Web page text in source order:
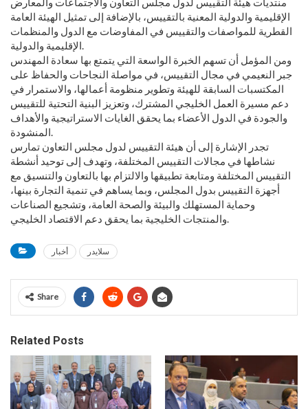
الإقليمية والدولية المعنية بالتقييس، بالإضافة إلى تمثيل الهيئة العامة
القطرية للمواصفات والتقييس في المفاوضات مع الدول والمنظمات
الإقليمية والدولية.
ومن المؤمل أن تسهم الخبرة الواسعة التي يتمتع بها سعادة المهندس
جبر النعيمي في مجال التقييس، في مواصلة النجاحات والحفاظ على
المكتسبات السابقة للهيئة وتطوير منظومة أعمالها، والاستمرار في
دعم مسيرة العمل الخليجي المشترك، وتعزيز البنية التحتية للتقييس
والجودة في الدول الأعضاء بما يحقق الغايات الاستراتيجية والأهداف
المنشودة.
تجدر الإشارة إلى أن هيئة التقييس لدول مجلس التعاون تمارس
نشاطها في مجالات التقييس المختلفة، وتهدف إلى توحيد أنشطة
التقييس المختلفة ومتابعة تطبيقها والالتزام بها بالتعاون والتنسيق مع
أجهزة التقييس بدول المجلس، وبما يساهم في تنمية التجارة بينها،
وحماية المستهلك والبيئة والصحة العامة، وتشجيع الصناعات
والمنتجات الخليجية بما يحقق دعم الاقتصاد الخليجي.
أخبار سلايدر
Share
Related Posts